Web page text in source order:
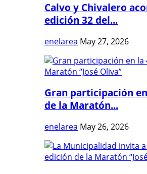
Calvo y Chivalero
edición 32 del...
enelarea May 27, 2026
Gran participación
de la Maratón...
enelarea May 26, 2026